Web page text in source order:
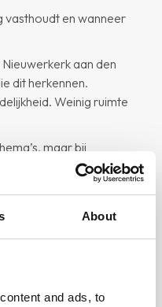
About
and ads, to
vasthoudt en wanneer
aan den
dit herkennen.
Weinig ruimte
maar bij
verandert er iets